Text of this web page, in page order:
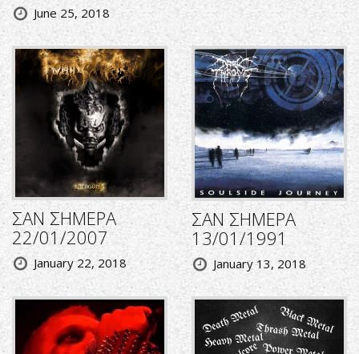
June 25, 2018
ΣΑΝ ΣΗΜΕΡΑ
22/01/2007
January 22, 2018
ΣΑΝ ΣΗΜΕΡΑ
13/01/1991
January 13, 2018